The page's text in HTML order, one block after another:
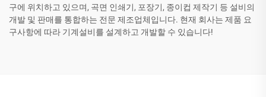
구에 위치하고 있으며, 곡면 인쇄기, 포장기, 종이컵 제작기 등 설비의
개발 및 판매를 통합하는 전문 제조업체입니다. 현재 회사는 제품 요
구사항에 따라 기계설비를 설계하고 개발할 수 있습니다!